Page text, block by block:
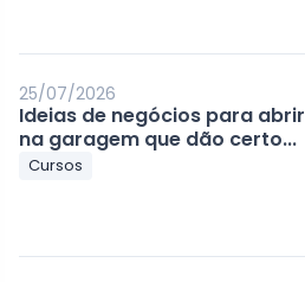
25/07/2026
Ideias de negócios para abrir
na garagem que dão certo...
Cursos